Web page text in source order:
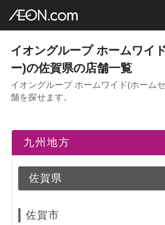
イオングループ店舗一覧
イオングループ ホームワイ
ー)の佐賀県の店舗一覧
イオングループ ホームワイド(ホーム
舗を探せます。
九州地方
佐賀県
佐賀市